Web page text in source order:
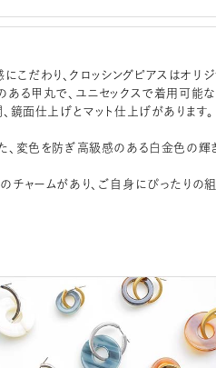
こだわり、クロッシングピアスはオリ
ある甲丸で、ユニセックスで着用可能な
鏡面仕上げとマット仕上げがあります。
、変色を防ぎ高級感のある白金色の輝
チャームがあり、ご自身にぴったりの組